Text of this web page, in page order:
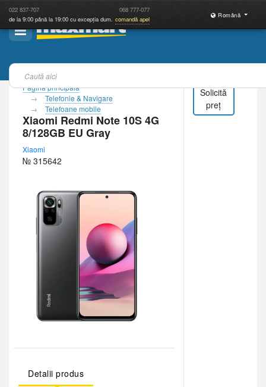
022 837-707 068 777-077
de la 9:00 până la 19:00 cu excepția dum. comandă apel
Română
Pagina principală
Telefonie & Navigare
Telefoane mobile
Xiaomi Redmi Note 10S 4G
8/128GB EU Gray
Xiaomi
№ 315642
Detalii produs
Solicită
preț